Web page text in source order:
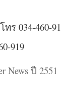
ร 034-460-
919
ปี 2551